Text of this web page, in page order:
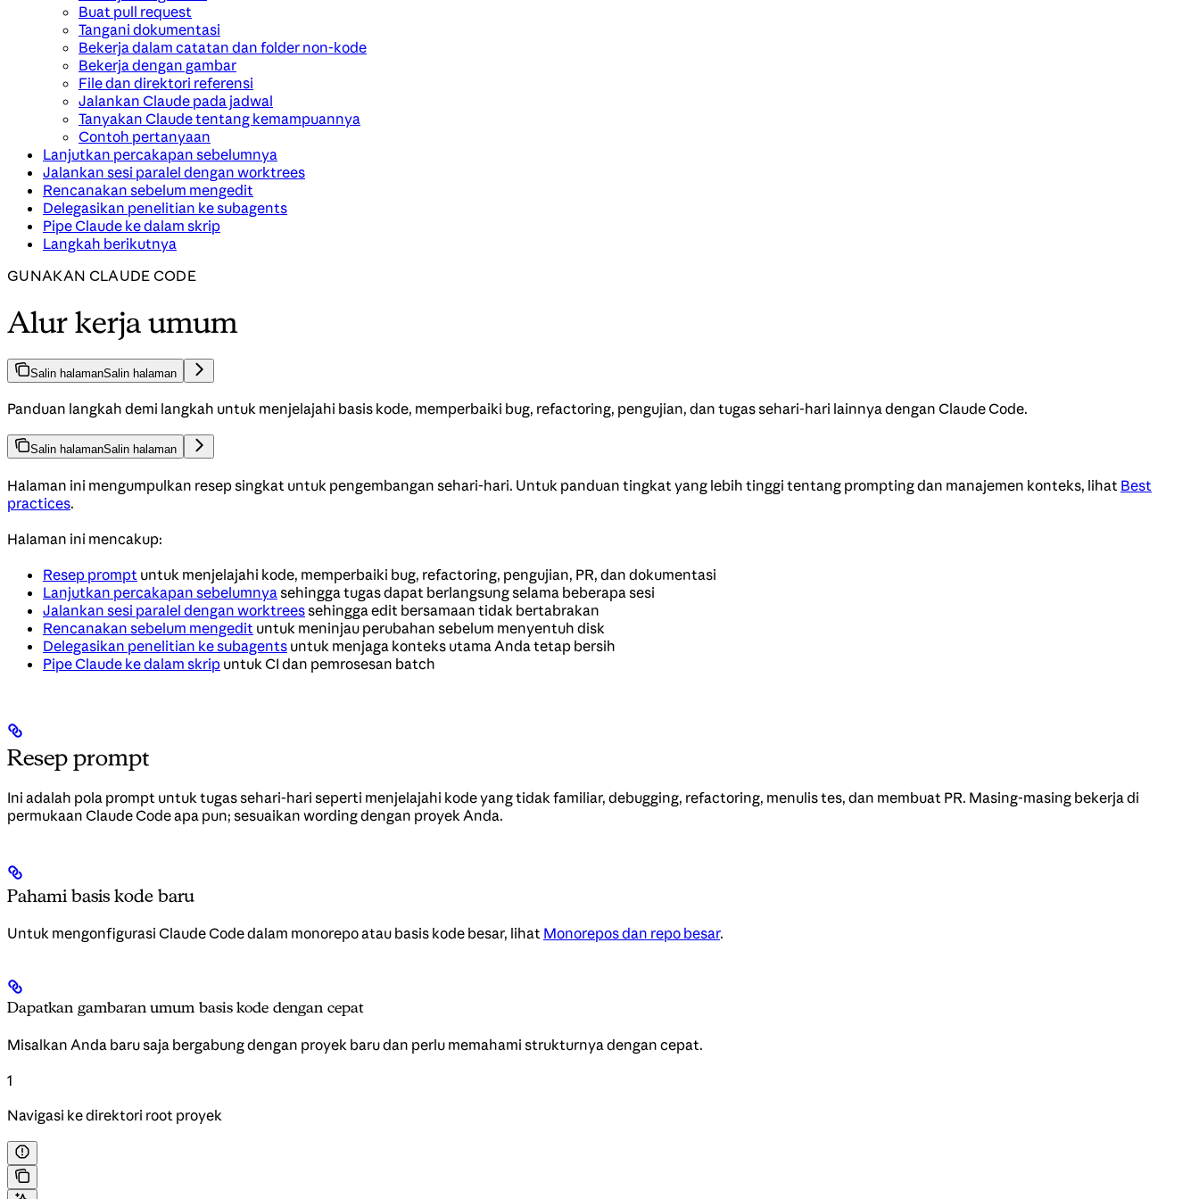
Buat pull request
Tangani dokumentasi
Bekerja dalam catatan dan folder non-kode
Bekerja dengan gambar
File dan direktori referensi
Jalankan Claude pada jadwal
Tanyakan Claude tentang kemampuannya
Contoh pertanyaan
Lanjutkan percakapan sebelumnya
Jalankan sesi paralel dengan worktrees
Rencanakan sebelum mengedit
Delegasikan penelitian ke subagents
Pipe Claude ke dalam skrip
Langkah berikutnya
GUNAKAN CLAUDE CODE
Alur kerja umum
Salin halamanSalin halaman
Panduan langkah demi langkah untuk menjelajahi basis kode, memperbaiki bug, refactoring, pengujian, dan tugas sehari-hari lainnya dengan Claude Code.
Salin halamanSalin halaman
Halaman ini mengumpulkan resep singkat untuk pengembangan sehari-hari. Untuk panduan tingkat yang lebih tinggi tentang prompting dan manajemen konteks, lihat Best
practices.
Halaman ini mencakup:
Resep prompt untuk menjelajahi kode, memperbaiki bug, refactoring, pengujian, PR, dan dokumentasi
Lanjutkan percakapan sebelumnyasehingga tugas dapat berlangsung selama beberapa sesi
Jalankan sesi paralel dengan worktreessehingga edit bersamaan tidak bertabrakan
Rencanakan sebelum mengedit untuk meninjau perubahan sebelum menyentuh disk
Delegasikan penelitian ke subagents untuk menjaga konteks utama Anda tetap bersih
Pipe Claude ke dalam skrip untuk CI dan pemrosesan batch
Resep prompt
Ini adalah pola prompt untuk tugas sehari-hari seperti menjelajahi kode yang tidak familiar, debugging, refactoring, menulis tes, dan membuat PR. Masing-masing bekerja di
permukaan Claude Code apa pun; sesuaikan wording dengan proyek Anda.
Pahami basis kode baru
Untuk mengonfigurasi Claude Code dalam monorepo atau basis kode besar, lihat Monorepos dan repo besar.
Dapatkan gambaran umum basis kode dengan cepat
Misalkan Anda baru saja bergabung dengan proyek baru dan perlu memahami strukturnya dengan cepat.
1
Navigasi ke direktori root proyek